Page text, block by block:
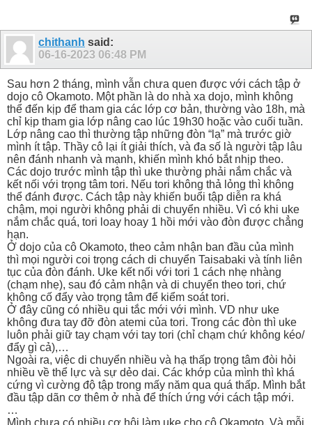
chithanh said:
06-16-2023 06:48 PM
Sau hơn 2 tháng, mình vẫn chưa quen được với cách tập ở
dojo cô Okamoto. Một phần là do nhà xa dojo, mình không
thể đến kịp để tham gia các lớp cơ bản, thường vào 18h, mà
chỉ kịp tham gia lớp nâng cao lúc 19h30 hoặc vào cuối tuần.
Lớp nâng cao thì thường tập những đòn “lạ” mà trước giờ
mình ít tập. Thầy cô lại ít giải thích, và đa số là người tập lâu
nên đánh nhanh và mạnh, khiến mình khó bắt nhịp theo.
Các dojo trước mình tập thì uke thường phải nắm chắc và
kết nối với trọng tâm tori. Nếu tori không thả lỏng thì không
thể đánh được. Cách tập này khiến buổi tập diễn ra khá
chậm, mọi người không phải di chuyển nhiều. Vì có khi uke
nắm chắc quá, tori loay hoay 1 hồi mới vào đòn được chẳng
hạn.
Ở dojo của cô Okamoto, theo cảm nhận ban đầu của mình
thì mọi người coi trọng cách di chuyển Taisabaki và tính liên
tục của đòn đánh. Uke kết nối với tori 1 cách nhẹ nhàng
(chạm nhẹ), sau đó cảm nhận và di chuyển theo tori, chứ
không cố đẩy vào trọng tâm để kiểm soát tori.
Ở đây cũng có nhiều qui tắc mới với mình. VD như uke
không đưa tay đỡ đòn atemi của tori. Trong các đòn thì uke
luôn phải giữ tay chạm với tay tori (chỉ chạm chứ không kéo/
đẩy gì cả),…
Ngoài ra, việc di chuyển nhiều và hạ thấp trọng tâm đòi hỏi
nhiều về thể lực và sự dẻo dai. Các khớp của mình thì khá
cứng vì cường độ tập trong mấy năm qua quá thấp. Mình bắt
đầu tập dãn cơ thêm ở nhà để thích ứng với cách tập mới.
…